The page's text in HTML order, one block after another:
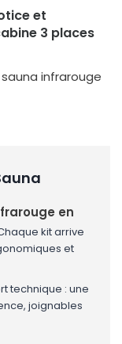
et
3 places
infrarouge
en
kit arrive
et
technique : une
joignables